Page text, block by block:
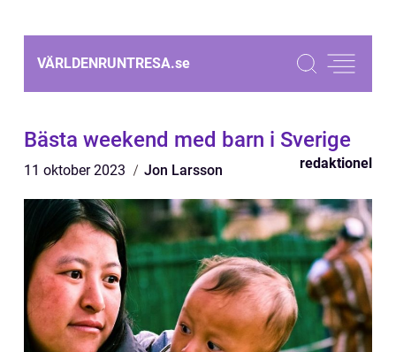
VÄRLDENRUNTRESA.se
Bästa weekend med barn i Sverige
11 oktober 2023 Jon Larsson redaktionel